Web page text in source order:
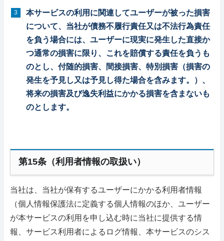
本サービスの利用に関連してユーザーが被った損害
について、当社が債務不履行責任又は不法行為責任
を負う場合には、ユーザーに現実に発生した直接か
つ通常の損害に限り、これを賠償する責任を負うも
のとし、付随的損害、間接損害、特別損害（損害の
発生を予見し又は予見し得た場合を含みます。）、
将来の損害及び逸失利益にかかる損害を含まないも
のとします。
第15条（利用者情報の取扱い）
当社は、当社が保有するユーザーにかかる利用者情報
（個人情報保護法に定義する個人情報のほか、ユーザー
が本サービスの利用を申し込む時に当社に提供する情
報、サービス利用者によるログ情報、本サービスのシス